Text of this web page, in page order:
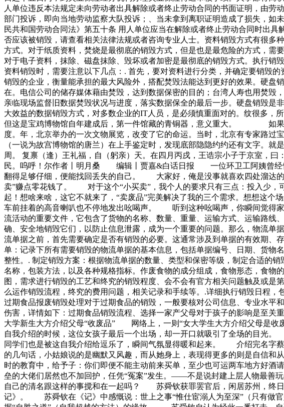
人单位违反本法规定未向劳动者出具解除或者终止劳动合同的书面证明，由
部门投诉，即向当地劳动监察大队投诉；、当未拿到离职证明造成了损失，
民共和国劳动合同法》第五十条 用人单位应当在解除或者终止劳动合同时出
否应该被销毁，请查看相关法律法规或者咨询专业人士。资料销毁方式有很
方式。对于纸质资料，焚烧是最彻底的销毁方式，但是也是最危险的方式，需
对于电子资料，抹除、磁盘抹除、毁坏或者加密是最彻底的销毁方式。执行
资料销毁时，需要注意以下几点：. 首先，要对资料进行分类，并确定要销毁
销毁的企业，衡量能承担的最大风险外，搭配焚毁法能达到更好的效果。硬
在。电信公司的储存媒体藉由焚毁，达到数据保密的目的；台湾人寿也用焚
亲临现场监督旧数据焚毁状况与进度，落实数据保全的最后一步。硬盘销毁
大效益的数据销毁方式，对多数企业的IT人员，是必须慎重面对的。纹很多，
但这是宝鸡博物馆自年建成后，第一件馆藏的青铜器，意义重大。 如果没
度。年，北京举办的一次文物展览，改变了它的命运。当时，北京有专家路
（一说为故宫博物馆的唐兰）在上手鉴定时，发现底部隐隐约约还有文字。
周。 复禀（逢）王礼福，自（躬亲）天。在四月丙戌，王诰宗小子于京室，
民。呜呼！尔作者丨明月桑 编辑丨贾嘉&白话日报 一位环卫工阿姨曾经告
翻得足够仔细，便能找回丢失的自己。 大家好，俺是没事就喜欢四处溜达
卖”赚点零花钱了。 对于这个“小买卖”，我个人的要求只有三点：投入
起！想啥来啥，这它不就来了，“卖废品”完美解决了我的三个需求。想想这个
车前挂着的高音喇叭也不停地发出吆喝声。 听到这种吆喝声，你瞬间觉得
流活动的重要文件，它包含了货物的名称、数量、重量、运输方式、运输路
确、安全地销毁它们，以防止信息泄露，成为一个重要的问题。那么，物流
流单据之前，首先需要确定是否有销毁的必要。这通常涉及到单据的有效期
单：记录下所有需要销毁的物流单据的基本信息，包括单据编号、日期、货
整性。. 制定销毁方案：根据物流单据的数量、类型和保密等级，制定合适的
名称，包装方法，以及各种规格指标。作废食物的成分组成，食物形态，食
图，需求进行销毁的工艺和终究的销毁程度、会不会有官方相关问题触及或
么运作销毁流程，终究的费用问题，相关记录和手续等。.详细执行销毁日程
过期食品报废销毁处理对于过期食品的销毁，一般要核对公司信息、专业水
伤害，详情如下：过期食品销毁流程、选择一家产父母对于孩子的影响是至
大学新生大方介绍父母“收废品” 网络上，一则“女大学生大方介绍父母是
自我介绍的时候，这位女孩子最后一个出场，却一开口就吸引了全场的目光
同学们也是被这自我介绍给逗乐了，瞬间气氛显得暖和起来。 介绍完名字
的几句话，小姑娘说的是幽默又风趣，而从她身上，表现得更多的则是自信
时的教育中，给予子：你们即便不能主动前来买单，至少也可运两车地方
垒的大佬们居然也不加回护，任凭“冤案”发生。——不是说封建上层人物最善
自己的清名跟这样的事搅和在一起吗？ 苏舜钦获罪罢官后，闲居苏州，终日
记》。 苏舜钦在《记》中感慨说：世上之事“惟仕宦溺人为至深”（只有做官